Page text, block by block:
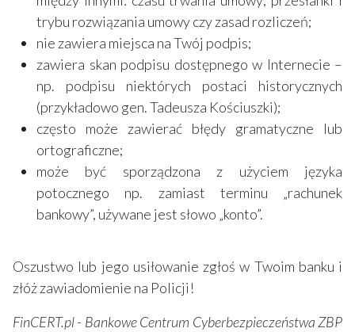
trybu rozwiązania umowy czy zasad rozliczeń;
nie zawiera miejsca na Twój podpis;
zawiera skan podpisu dostępnego w Internecie –
np. podpisu niektórych postaci historycznych
(przykładowo gen. Tadeusza Kościuszki);
często może zawierać błędy gramatyczne lub
ortograficzne;
może być sporządzona z użyciem języka
potocznego np. zamiast terminu „rachunek
bankowy”, używane jest słowo „konto”.
Oszustwo lub jego usiłowanie zgłoś w Twoim banku i
złóż zawiadomienie na Policji!
FinCERT.pl - Bankowe Centrum Cyberbezpieczeństwa ZBP